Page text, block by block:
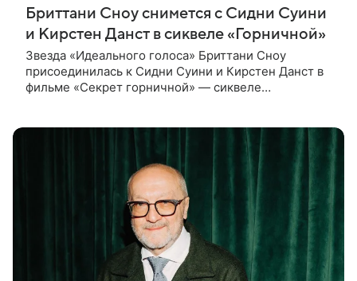
Бриттани Сноу снимется с Сидни Суини
и Кирстен Данст в сиквеле «Горничной»
Звезда «Идеального голоса» Бриттани Сноу
присоединилась к Сидни Суини и Кирстен Данст в
фильме «Секрет горничной» — сиквеле